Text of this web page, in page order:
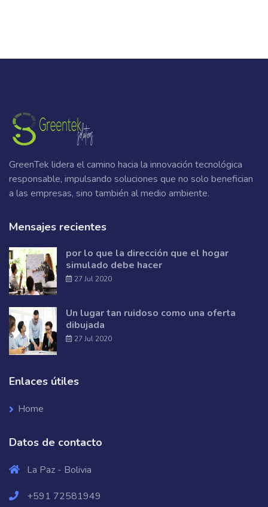
GreenTek lidera el camino hacia la innovación tecnológica
responsable, impulsando soluciones que no solo benefician
a las empresas, sino también al medio ambiente.
Mensajes recientes
por lo que la dirección que el hogar
simulado debe hacer
27 Jul 2020
Un lugar tan ruidoso como una oferta
dibujada
27 Jul 2020
Enlaces útiles
Home
Datos de contacto
La Paz - Bolivia
+591 72581949